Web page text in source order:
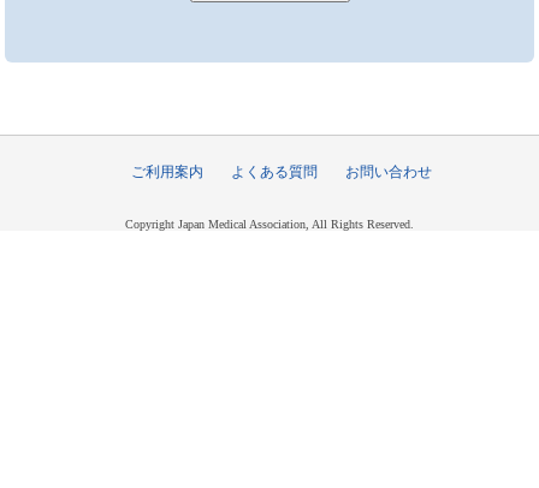
ご利用案内 よくある質問 お問い合わせ
Copyright Japan Medical Association, All Rights Reserved.